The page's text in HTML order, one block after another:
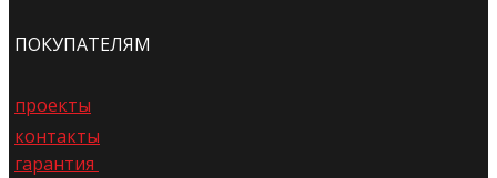
ПОКУПАТЕЛЯМ
проекты
контакты
гарантия